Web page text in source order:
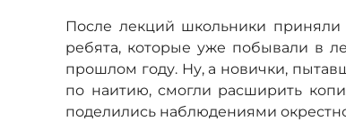
После лекций школьники приняли
ребята, которые уже побывали в
прошлом году. Ну, а новички,
по наитию, смогли расширить
поделились наблюдениями